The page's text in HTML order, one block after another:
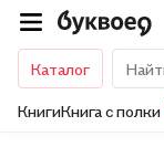
Каталог
КнигиКнига с полки